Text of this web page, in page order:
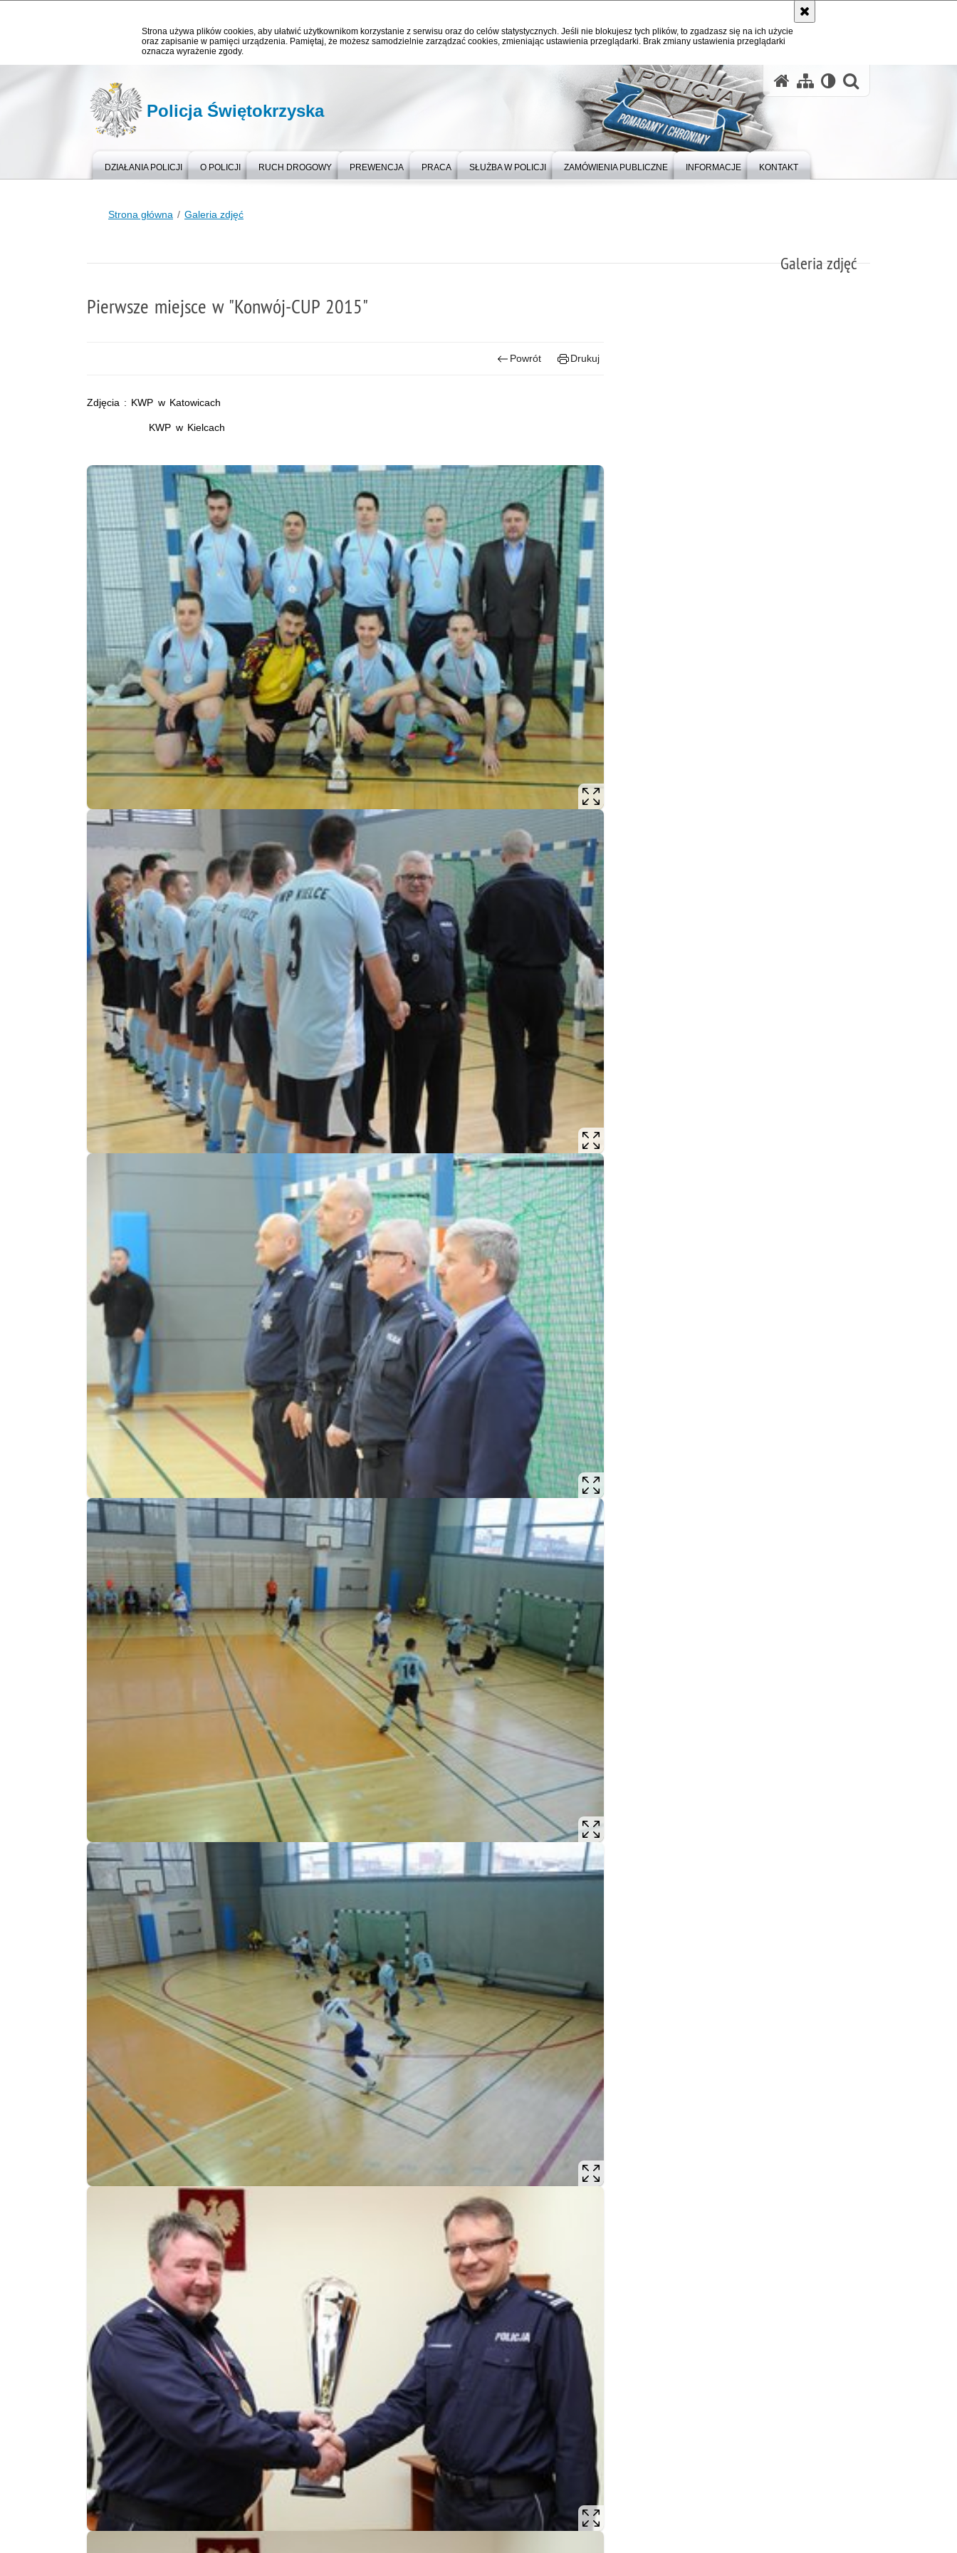
Strona używa plików cookies, aby ułatwić użytkownikom korzystanie z serwisu oraz do celów statystycznych. Jeśli nie blokujesz tych plików, to zgadzasz się na ich użycie
oraz zapisanie w pamięci urządzenia. Pamiętaj, że możesz samodzielnie zarządzać cookies, zmieniając ustawienia przeglądarki. Brak zmiany ustawienia przeglądarki
oznacza wyrażenie zgody.
Policja Świętokrzyska
DZIAŁANIA POLICJI O POLICJI RUCH DROGOWY PREWENCJA PRACA SŁUŻBA W POLICJI ZAMÓWIENIA PUBLICZNE INFORMACJE KONTAKT
Strona główna Galeria zdjęć
Galeria zdjęć
Pierwsze miejsce w "Konwój-CUP 2015"
Powrót Drukuj
Zdjęcia : KWP w Katowicach
KWP w Kielcach